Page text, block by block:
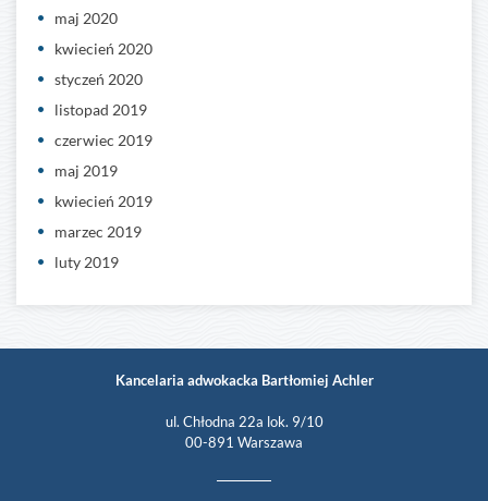
maj 2020
kwiecień 2020
styczeń 2020
listopad 2019
czerwiec 2019
maj 2019
kwiecień 2019
marzec 2019
luty 2019
Kancelaria adwokacka Bartłomiej Achler
ul. Chłodna 22a lok. 9/10
00-891 Warszawa